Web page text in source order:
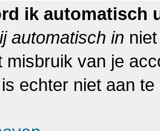
ik automatisch
automatisch in
misbruik van je
echter niet aan